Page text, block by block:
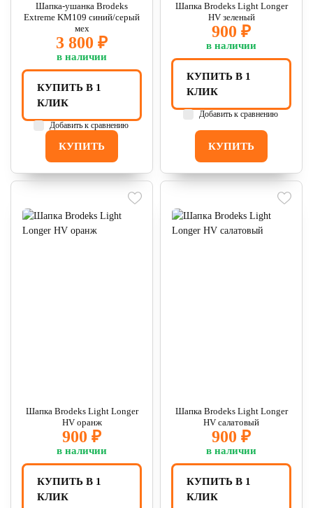
Шапка-ушанка Brodeks
Extreme KM109 синий/серый
мех
3 800 ₽
в наличии
КУПИТЬ
КУПИТЬ В 1
КЛИК
Добавить к сравнению
Шапка Brodeks Light Longer
HV зеленый
900 ₽
в наличии
КУПИТЬ
КУПИТЬ В 1
КЛИК
Добавить к сравнению
Шапка Brodeks Light Longer
HV оранж
900 ₽
в наличии
КУПИТЬ В 1
КЛИК
Шапка Brodeks Light Longer
HV салатовый
900 ₽
в наличии
КУПИТЬ В 1
КЛИК